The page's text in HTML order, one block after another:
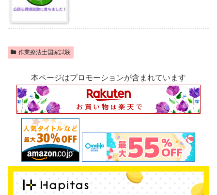
作業療法士国家試験
本ページはプロモーションが含まれています